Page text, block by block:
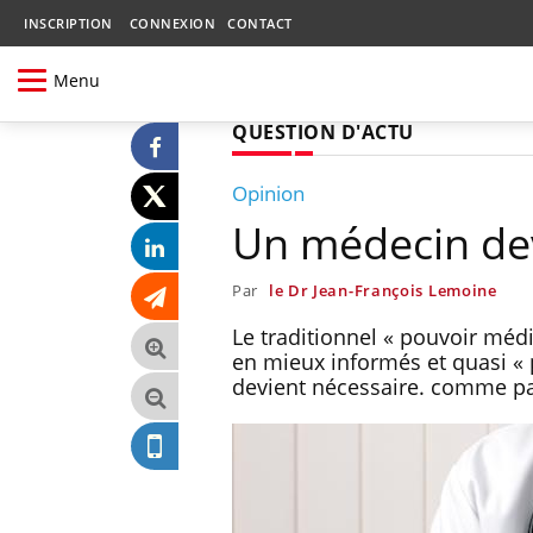
INSCRIPTION CONNEXION CONTACT
Menu
QUESTION D'ACTU
Opinion
Un médecin
Par le Dr Jean-François Lemoine
Le traditionnel « pouvoir
en mieux informés et quasi
devient nécessaire. comme